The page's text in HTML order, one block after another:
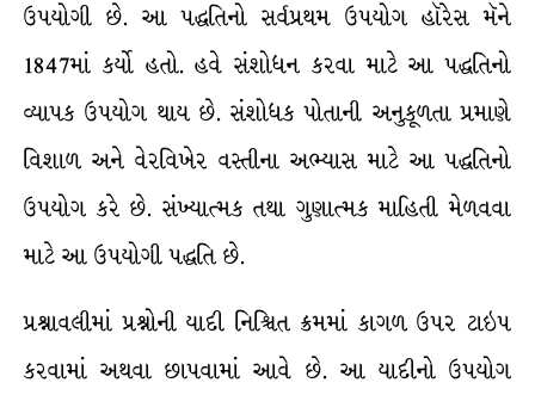
ઉપયોગી છે. આ પદ્ધતિનો સર્વપ્રથમ ઉપયોગ હૉરેસ મૅને
1847માં કર્યો હતો. હવે સંશોધન કરવા માટે આ પદ્ધતિનો
વ્યાપક ઉપયોગ થાય છે. સંશોધક પોતાની અનુકૂળતા પ્રમાણે
વિશાળ અને વેરવિખેર વસ્તીના અભ્યાસ માટે આ પદ્ધતિનો
ઉપયોગ કરે છે. સંખ્યાત્મક તથા ગુણાત્મક માહિતી મેળવવા
માટે આ ઉપયોગી પદ્ધતિ છે.
પ્રશ્નાવલીમાં પ્રશ્નોની યાદી નિશ્ચિત ક્રમમાં કાગળ ઉપર ટાઇપ
કરવામાં અથવા છાપવામાં આવે છે. આ યાદીનો ઉપયોગ